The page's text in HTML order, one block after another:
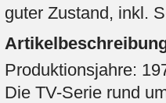
guter Zustand, inkl.
Produktionsjahre:
Die TV-Serie rund